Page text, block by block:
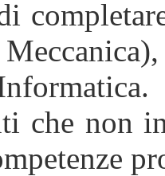
che non